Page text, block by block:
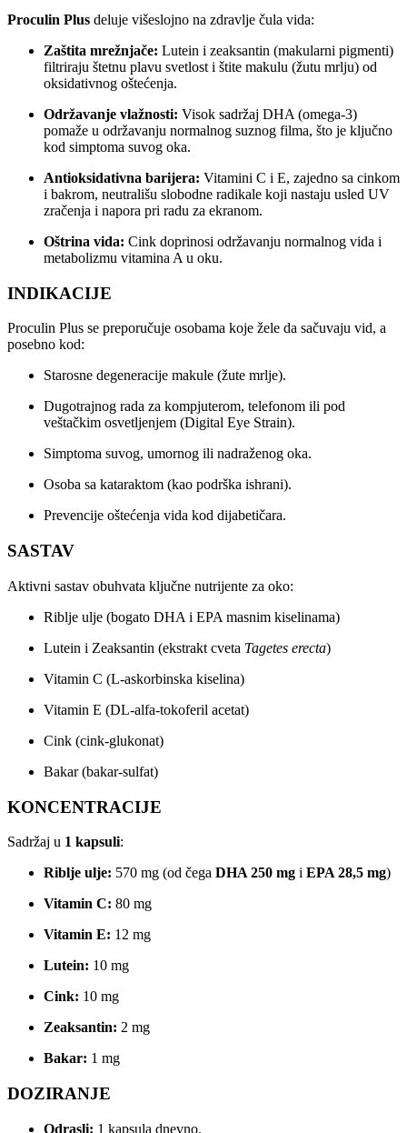
Proculin Plus deluje višeslojno na zdravlje čula vida:
Zaštita mrežnjače: Lutein i zeaksantin (makularni pigmenti)
filtriraju štetnu plavu svetlost i štite makulu (žutu mrlju) od
oksidativnog oštećenja.
Održavanje vlažnosti: Visok sadržaj DHA (omega-3)
pomaže u održavanju normalnog suznog filma, što je ključno
kod simptoma suvog oka.
Antioksidativna barijera: Vitamini C i E, zajedno sa cinkom
i bakrom, neutrališu slobodne radikale koji nastaju usled UV
zračenja i napora pri radu za ekranom.
Oštrina vida: Cink doprinosi održavanju normalnog vida i
metabolizmu vitamina A u oku.
INDIKACIJE
Proculin Plus se preporučuje osobama koje žele da sačuvaju vid, a
posebno kod:
Starosne degeneracije makule (žute mrlje).
Dugotrajnog rada za kompjuterom, telefonom ili pod
veštačkim osvetljenjem (Digital Eye Strain).
Simptoma suvog, umornog ili nadraženog oka.
Osoba sa kataraktom (kao podrška ishrani).
Prevencije oštećenja vida kod dijabetičara.
SASTAV
Aktivni sastav obuhvata ključne nutrijente za oko:
Riblje ulje (bogato DHA i EPA masnim kiselinama)
Lutein i Zeaksantin (ekstrakt cveta Tagetes erecta)
Vitamin C (L-askorbinska kiselina)
Vitamin E (DL-alfa-tokoferil acetat)
Cink (cink-glukonat)
Bakar (bakar-sulfat)
KONCENTRACIJE
Sadržaj u 1 kapsuli:
Riblje ulje: 570 mg (od čega DHA 250 mg i EPA 28,5 mg)
Vitamin C: 80 mg
Vitamin E: 12 mg
Lutein: 10 mg
Cink: 10 mg
Zeaksantin: 2 mg
Bakar: 1 mg
DOZIRANJE
Odrasli: 1 kapsula dnevno.